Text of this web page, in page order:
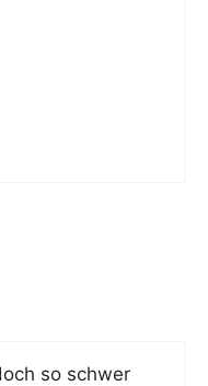
so schwer